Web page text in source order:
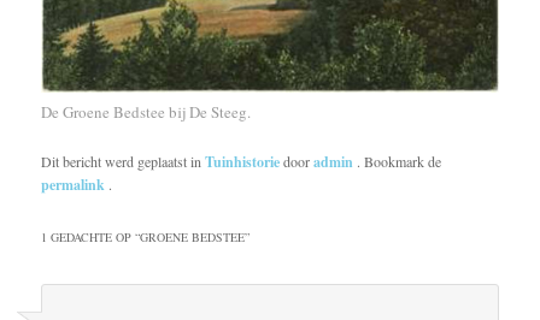
De Groene Bedstee bij De Steeg.
Dit bericht werd geplaatst inTuinhistoriedooradmin . Bookmark de
permalink .
1 GEDACHTE OP “GROENE BEDSTEE”